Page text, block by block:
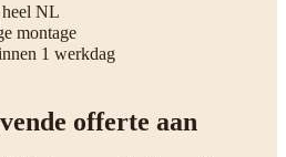
NL
montage
1 werkdag
offerte aan